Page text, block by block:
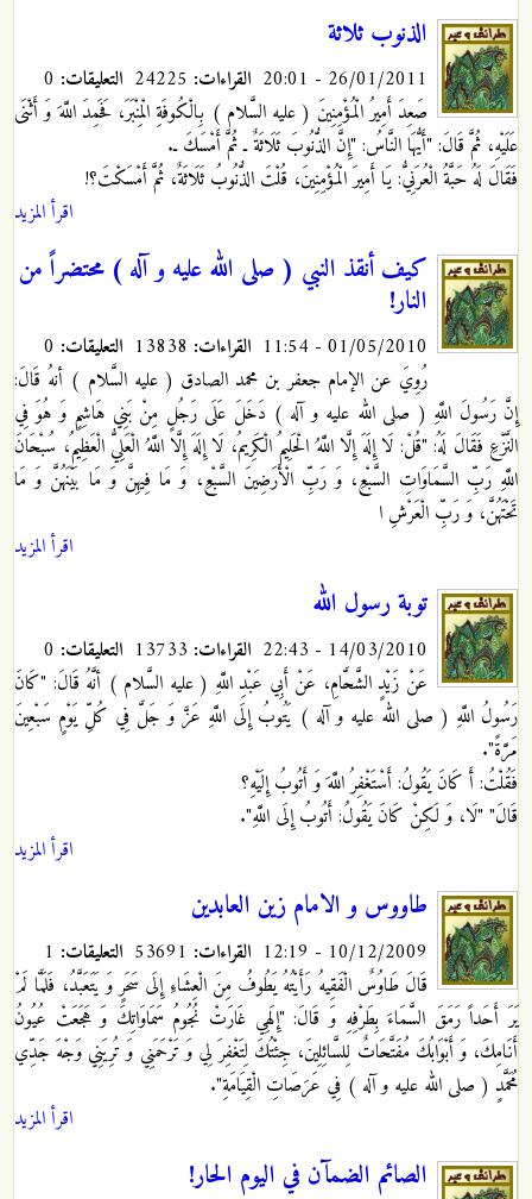
الذنوب ثلاثة
26/01/2011 - 20:01 القراءات: التعليقات:
صَعِدَ أَمِيرُ الْمُؤْمِنِينَ ( عليه السَّلام ) بِالْكُوفَةِ الْمِنْبَرَ، فَحَمِدَ اللَّهَ وَ أَثْنَى
عَلَيْهِ، ثُمَّ قَالَ: "أَيُّهَا النَّاسُ: "إِنَّ الذُّنُوبَ ثَلَاثَةٌ ـ ثُمَّ أَمْسَكَ ـ.
فَقَالَ لَهُ حَبَّةُ الْعُرَنِيُّ: يَا أَمِيرَ الْمُؤْمِنِينَ، قُلْتَ الذُّنُوبُ ثَلَاثَةٌ، ثُمَّ أَمْسَكْتَ؟!
اقرأ المزيد
كيف أنقذ النبي ( صلى الله عليه و آله ) محتضراً من
النار!
01/05/2010 - 11:54 القراءات: التعليقات:
رُوِيَ عن الإمام جعفر بن محمد الصادق ( عليه السَّلام ) أنهُ قَالَ:
إِنَّ رَسُولَ اللَّهِ ( صلى الله عليه و آله ) دَخَلَ عَلَى رَجُلٍ مِنْ بَنِي هَاشِمٍ وَ هُوَ فِي
النَّزْعِ فَقَالَ لَهُ: "قُلْ: لَا إِلَهَ إِلَّا اللَّهُ الْحَلِيمُ الْكَرِيمُ، لَا إِلَهَ إِلَّا اللَّهُ الْعَلِيُّ الْعَظِيمُ، سُبْحَانَ
اللَّهِ رَبِّ السَّمَاوَاتِ السَّبْعِ، وَ رَبِّ الْأَرَضِينَ السَّبْعِ، وَ مَا فِيهِنَّ وَ مَا بَيْنَهُنَّ وَ مَا
تَحْتَهُنَّ، وَ رَبِّ الْعَرْشِ ا
اقرأ المزيد
توبة رسول الله
14/03/2010 - 22:43 القراءات: التعليقات:
عَنْ زَيْدٍ الشَّحَّامِ، عَنْ أَبِي عَبْدِ اللَّهِ ( عليه السَّلام ) أنَّهُ قَالَ: "كَانَ
رَسُولُ اللَّهِ ( صلى الله عليه و آله ) يَتُوبُ إِلَى اللَّهِ عَزَّ وَ جَلَّ فِي كُلِّ يَوْمٍ سَبْعِينَ
مَرَّةً".
فَقُلْتُ: أَ كَانَ يَقُولُ: أَسْتَغْفِرُ اللَّهَ وَ أَتُوبُ إِلَيْهِ؟
قَالَ" "لَا، وَ لَكِنْ كَانَ يَقُولُ: أَتُوبُ إِلَى اللَّهِ".
اقرأ المزيد
طاووس و الامام زين العابدين
10/12/2009 - 12:19 القراءات: التعليقات:
قَالَ طَاوُسٌ الْفَقِيهُ رَأَيْتُهُيَطُوفُ مِنَ الْعِشَاءِ إِلَى سَحَرٍ وَ يَتَعَبَّدُ، فَلَمَّا لَمْ
يَرَ أَحَداً رَمَقَ السَّمَاءَ بِطَرْفِهِ وَ قَالَ: "إِلَهِي غَارَتْ نُجُومُ سَمَاوَاتِكَ وَ هَجَعَتْ عُيُونُ
أَنَامِكَ، وَ أَبْوَابُكَ مُفَتَّحَاتٌ لِلسَّائِلِينَ، جِئْتُكَ لِتَغْفِرَ لِي وَ تَرْحَمَنِي وَ تُرِيَنِي وَجْهَ جَدِّي
مُحَمَّدٍ ( صلى الله عليه و آله ) فِي عَرَصَاتِ الْقِيَامَةِ".
اقرأ المزيد
الصائم الضمآن في اليوم الحار!